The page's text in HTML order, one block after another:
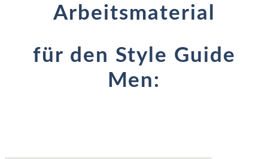
Arbeitsmaterial
für den Style Guide
Men: